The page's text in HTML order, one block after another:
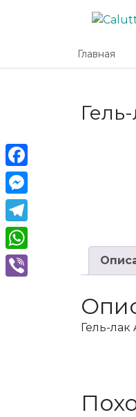
Главная
Гель-лак
Facebook
Messenger
Telegram
WhatsApp